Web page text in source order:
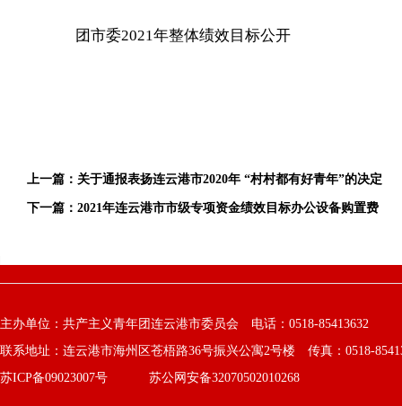
团市委2021年整体绩效目标公开
上一篇： 关于通报表扬连云港市2020年 “村村都有好青年”的决定
下一篇： 2021年连云港市市级专项资金绩效目标办公设备购置费
主办单位：共产主义青年团连云港市委员会 电话：0518-85413632
联系地址：连云港市海州区苍梧路36号振兴公寓2号楼 传真：0518-
苏ICP备09023007号
苏公网安备32070502010268